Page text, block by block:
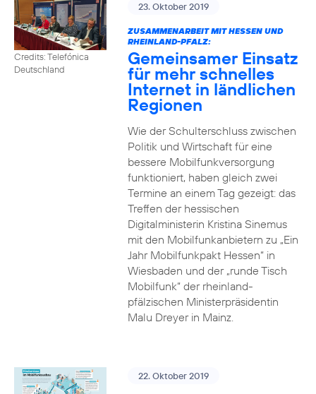
Credits: Telefónica
Deutschland
23. Oktober 2019
ZUSAMMENARBEIT MIT HESSEN UND
RHEINLAND-PFALZ:
Gemeinsamer Einsatz
für mehr schnelles
Internet in ländlichen
Regionen
Wie der Schulterschluss zwischen
Politik und Wirtschaft für eine
bessere Mobilfunkversorgung
funktioniert, haben gleich zwei
Termine an einem Tag gezeigt: das
Treffen der hessischen
Digitalministerin Kristina Sinemus
mit den Mobilfunkanbietern zu „Ein
Jahr Mobilfunkpakt Hessen“ in
Wiesbaden und der „runde Tisch
Mobilfunk“ der rheinland-
pfälzischen Ministerpräsidentin
Malu Dreyer in Mainz.
22. Oktober 2019